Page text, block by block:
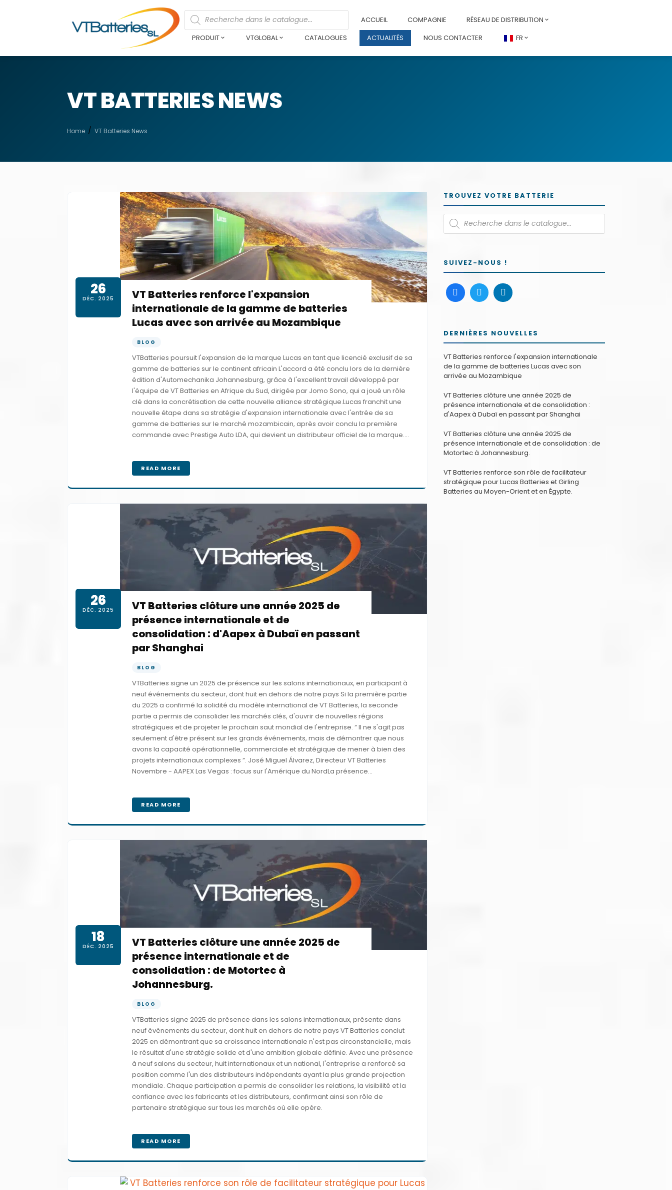
ACCUEIL COMPAGNIE
RÉSEAU DE DISTRIBUTION
PRODUIT
VTGLOBAL CATALOGUES ACTUALITÉS NOUS CONTACTER FR
VT BATTERIES NEWS
Home VT Batteries News
26
DÉC. 2025
VT Batteries renforce l'expansion
internationale de la gamme de batteries
Lucas avec son arrivée au Mozambique
BLOG
VTBatteries poursuit l'expansion de la marque Lucas en tant que licencié exclusif de sa
gamme de batteries sur le continent africain L'accord a été conclu lors de la dernière
édition d'Automechanika Johannesburg, grâce à l'excellent travail développé par
l'équipe de VT Batteries en Afrique du Sud, dirigée par Jomo Sono, qui a joué un rôle
clé dans la concrétisation de cette nouvelle alliance stratégique.Lucas franchit une
nouvelle étape dans sa stratégie d'expansion internationale avec l'entrée de sa
gamme de batteries sur le marché mozambicain, après avoir conclu la première
commande avec Prestige Auto LDA, qui devient un distributeur officiel de la marque....
READ MORE
26
DÉC. 2025
VT Batteries clôture une année 2025 de
présence internationale et de
consolidation : d'Aapex à Dubaï en passant
par Shanghai
BLOG
VTBatteries signe un 2025 de présence sur les salons internationaux, en participant à
neuf événements du secteur, dont huit en dehors de notre pays Si la première partie
du 2025 a confirmé la solidité du modèle international de VT Batteries, la seconde
partie a permis de consolider les marchés clés, d'ouvrir de nouvelles régions
stratégiques et de projeter le prochain saut mondial de l'entreprise. “ Il ne s'agit pas
seulement d'être présent sur les grands événements, mais de démontrer que nous
avons la capacité opérationnelle, commerciale et stratégique de mener à bien des
projets internationaux complexes ”. José Miguel Álvarez, Directeur VT Batteries
Novembre - AAPEX Las Vegas : focus sur l'Amérique du NordLa présence...
READ MORE
18
DÉC. 2025
VT Batteries clôture une année 2025 de
présence internationale et de
consolidation : de Motortec à
Johannesburg.
BLOG
VTBatteries signe 2025 de présence dans les salons internationaux, présente dans
neuf événements du secteur, dont huit en dehors de notre pays VT Batteries conclut
2025 en démontrant que sa croissance internationale n'est pas circonstancielle, mais
le résultat d'une stratégie solide et d'une ambition globale définie. Avec une présence
à neuf salons du secteur, huit internationaux et un national, l'entreprise a renforcé sa
position comme l'un des distributeurs indépendants ayant la plus grande projection
mondiale. Chaque participation a permis de consolider les relations, la visibilité et la
confiance avec les fabricants et les distributeurs, confirmant ainsi son rôle de
partenaire stratégique sur tous les marchés où elle opère.
READ MORE
TROUVEZ VOTRE BATTERIE
SUIVEZ-NOUS !
DERNIÈRES NOUVELLES
VT Batteries renforce l'expansion internationale
de la gamme de batteries Lucas avec son
arrivée au Mozambique
VT Batteries clôture une année 2025 de
présence internationale et de consolidation :
d'Aapex à Dubaï en passant par Shanghai
VT Batteries clôture une année 2025 de
présence internationale et de consolidation : de
Motortec à Johannesburg.
VT Batteries renforce son rôle de facilitateur
stratégique pour Lucas Batteries et Girling
Batteries au Moyen-Orient et en Égypte.